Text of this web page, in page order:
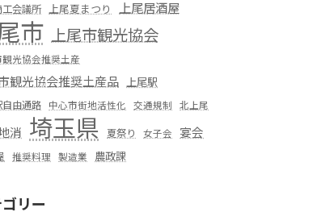
会議所 上尾夏まつり 上尾居酒屋
市 上尾市観光協会
観光協会推奨土産
観光協会推奨土産品 上尾駅
由通路 中心市街地活性化 交通規制 北上尾
消 埼玉県 夏祭り 女子会 宴会
推奨料理 製造業 農政課
リー